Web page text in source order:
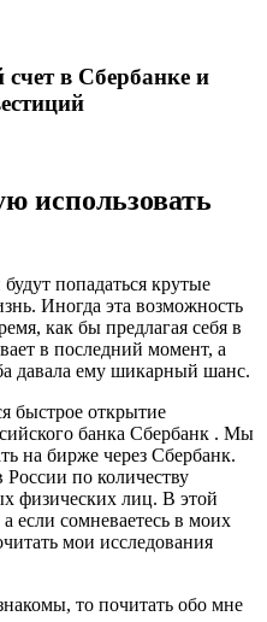
в Сбербанке и
использовать
попадаться крутые
Иногда эта возможность
как бы предлагая себя в
в последний момент, а
давала ему шикарный шанс.
быстрое открытие
банка Сбербанк . Мы
на бирже через Сбербанк.
по количеству
физических лиц. В этой
а если сомневаетесь в моих
мои исследования
то почитать обо мне